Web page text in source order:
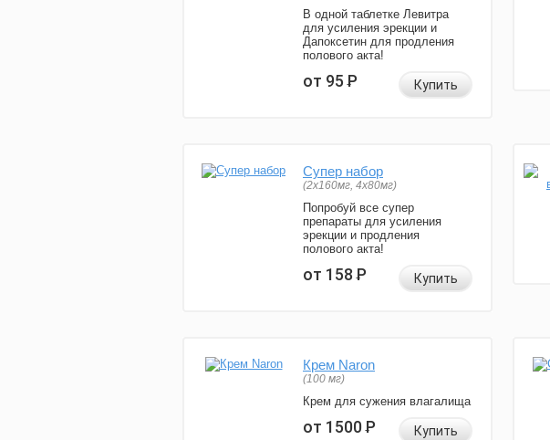
В одной таблетке Левитра
для усиления эрекции и
Дапоксетин для продления
полового акта!
от 95Р Купить
Супер набор
(2х160мг, 4х80мг)
Попробуй все супер
препараты для усиления
эрекции и продления
полового акта!
от 158Р Купить
Крем Naron
(100 мг)
Крем для сужения влагалища
от 1500Р Купить